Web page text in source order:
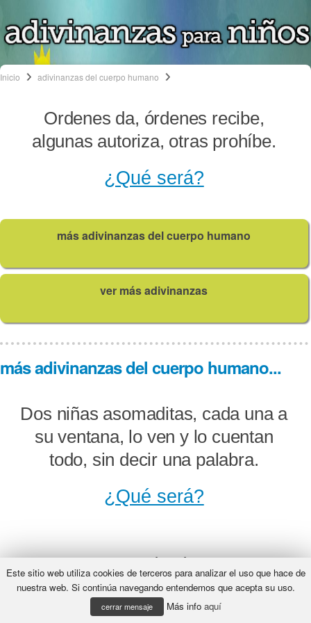
Inicio adivinanzas del cuerpo humano
Ordenes da, órdenes recibe,
algunas autoriza, otras prohíbe.
¿Qué será?
más adivinanzas del cuerpo humano
ver más adivinanzas
más adivinanzas del cuerpo humano...
Dos niñas asomaditas, cada una a
su ventana, lo ven y lo cuentan
todo, sin decir una palabra.
¿Qué será?
Unas son redondas, otras
ovaladas, unas piensan mucho,
otras casi nada.
Este sitio web utiliza cookies de terceros para analizar el uso que hace de
nuestra web. Si continúa navegando entendemos que acepta su uso.
cerrar mensaje Más info aquí